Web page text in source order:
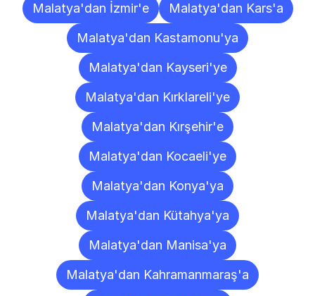
Malatya'dan İzmir'e
Malatya'dan Kars'a
Malatya'dan Kastamonu'ya
Malatya'dan Kayseri'ye
Malatya'dan Kırklareli'ye
Malatya'dan Kırşehir'e
Malatya'dan Kocaeli'ye
Malatya'dan Konya'ya
Malatya'dan Kütahya'ya
Malatya'dan Manisa'ya
Malatya'dan Kahramanmaraş'a